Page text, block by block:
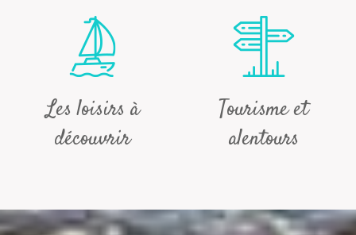
Les loisirs à
découvrir
Tourisme et
alentours